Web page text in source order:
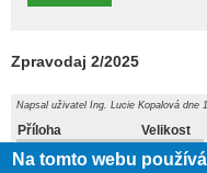
Zpravodaj 2/2025
Napsal uživatel Ing. Lucie Kopalová dne
Příloha
Velikost
Zpravodaj 39.pdf 12.75 MB
Na tomto webu